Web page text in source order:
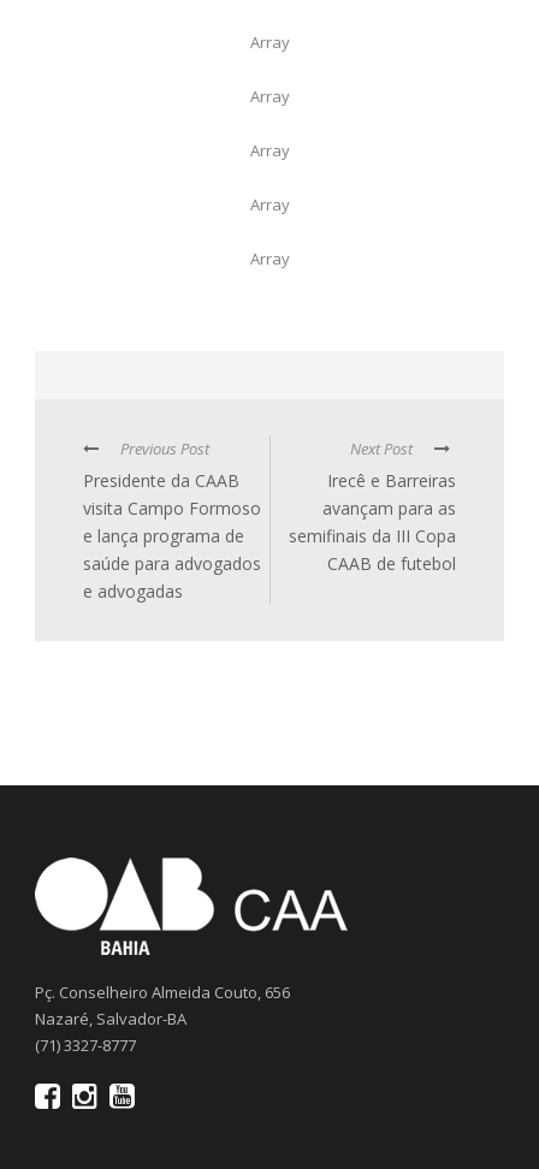
Array
Array
Array
Array
Array
Previous Post
Presidente da CAAB
visita Campo Formoso
e lança programa de
saúde para advogados
e advogadas
Next Post
Irecê e Barreiras
avançam para as
semifinais da III Copa
CAAB de futebol
Pç. Conselheiro Almeida Couto, 656
Nazaré, Salvador-BA
(71) 3327-8777